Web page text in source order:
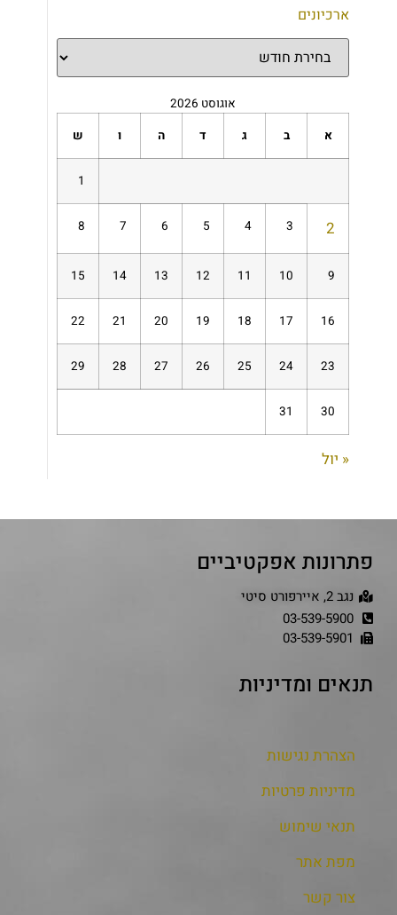
ארכיונים
אוגוסט 2026
א
ב ג ד ה ו ש
1
2
3
4
5
6
7
8
9
10
11
12
13
14
15
16
17
18
19
20
21
22
23
24
25
26
27
28
29
30
31
« יול
פתרונות אפקטיביים
נגב 2, איירפורט סיטי
03-539-5900
03-539-5901
תנאים ומדיניות
הצהרת נגישות
מדיניות פרטיות
תנאי שימוש
מפת אתר
צור קשר